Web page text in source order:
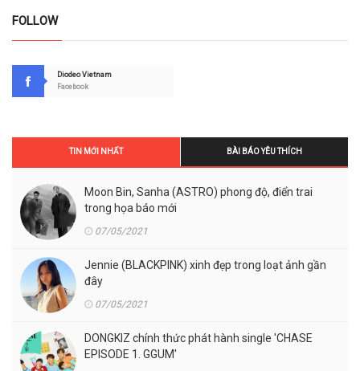
FOLLOW
Diodeo Vietnam
Facebook
TIN MỚI NHẤT BÀI BÁO YÊU THÍCH
Moon Bin, Sanha (ASTRO) phong độ, điển trai
trong họa báo mới
07/05/2021
Jennie (BLACKPINK) xinh đẹp trong loạt ảnh gần
đây
07/05/2021
DONGKIZ chính thức phát hành single 'CHASE
EPISODE 1. GGUM'